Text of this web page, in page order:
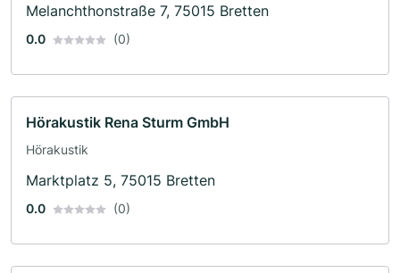
Melanchthonstraße 7, 75015 Bretten
0.0 (0)
Hörakustik Rena Sturm GmbH
Hörakustik
Marktplatz 5, 75015 Bretten
0.0 (0)